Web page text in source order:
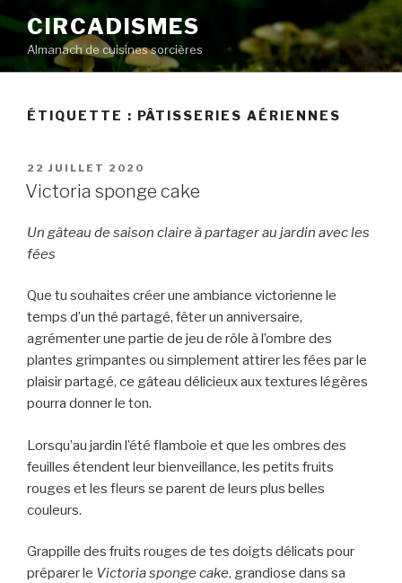
au
contenu
principal
CIRCADISMES
Almanach de cuisines sorcières
ÉTIQUETTE : PÂTISSERIES AÉRIENNES
PUBLIÉ
LE
22 JUILLET 2020
Victoria sponge cake
Un gâteau de saison claire à partager au jardin avec les
fées
Que tu souhaites créer une ambiance victorienne le
temps d’un thé partagé, fêter un anniversaire,
agrémenter une partie de jeu de rôle à l’ombre des
plantes grimpantes ou simplement attirer les fées par le
plaisir partagé, ce gâteau délicieux aux textures légères
pourra donner le ton.
Lorsqu’au jardin l’été flamboie et que les ombres des
feuilles étendent leur bienveillance, les petits fruits
rouges et les fleurs se parent de leurs plus belles
couleurs.
Grappille des fruits rouges de tes doigts délicats pour
préparer le Victoria sponge cake, grandiose dans sa